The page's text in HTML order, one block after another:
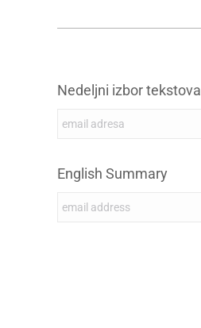
Nedeljni izbor tekstova
English Summary